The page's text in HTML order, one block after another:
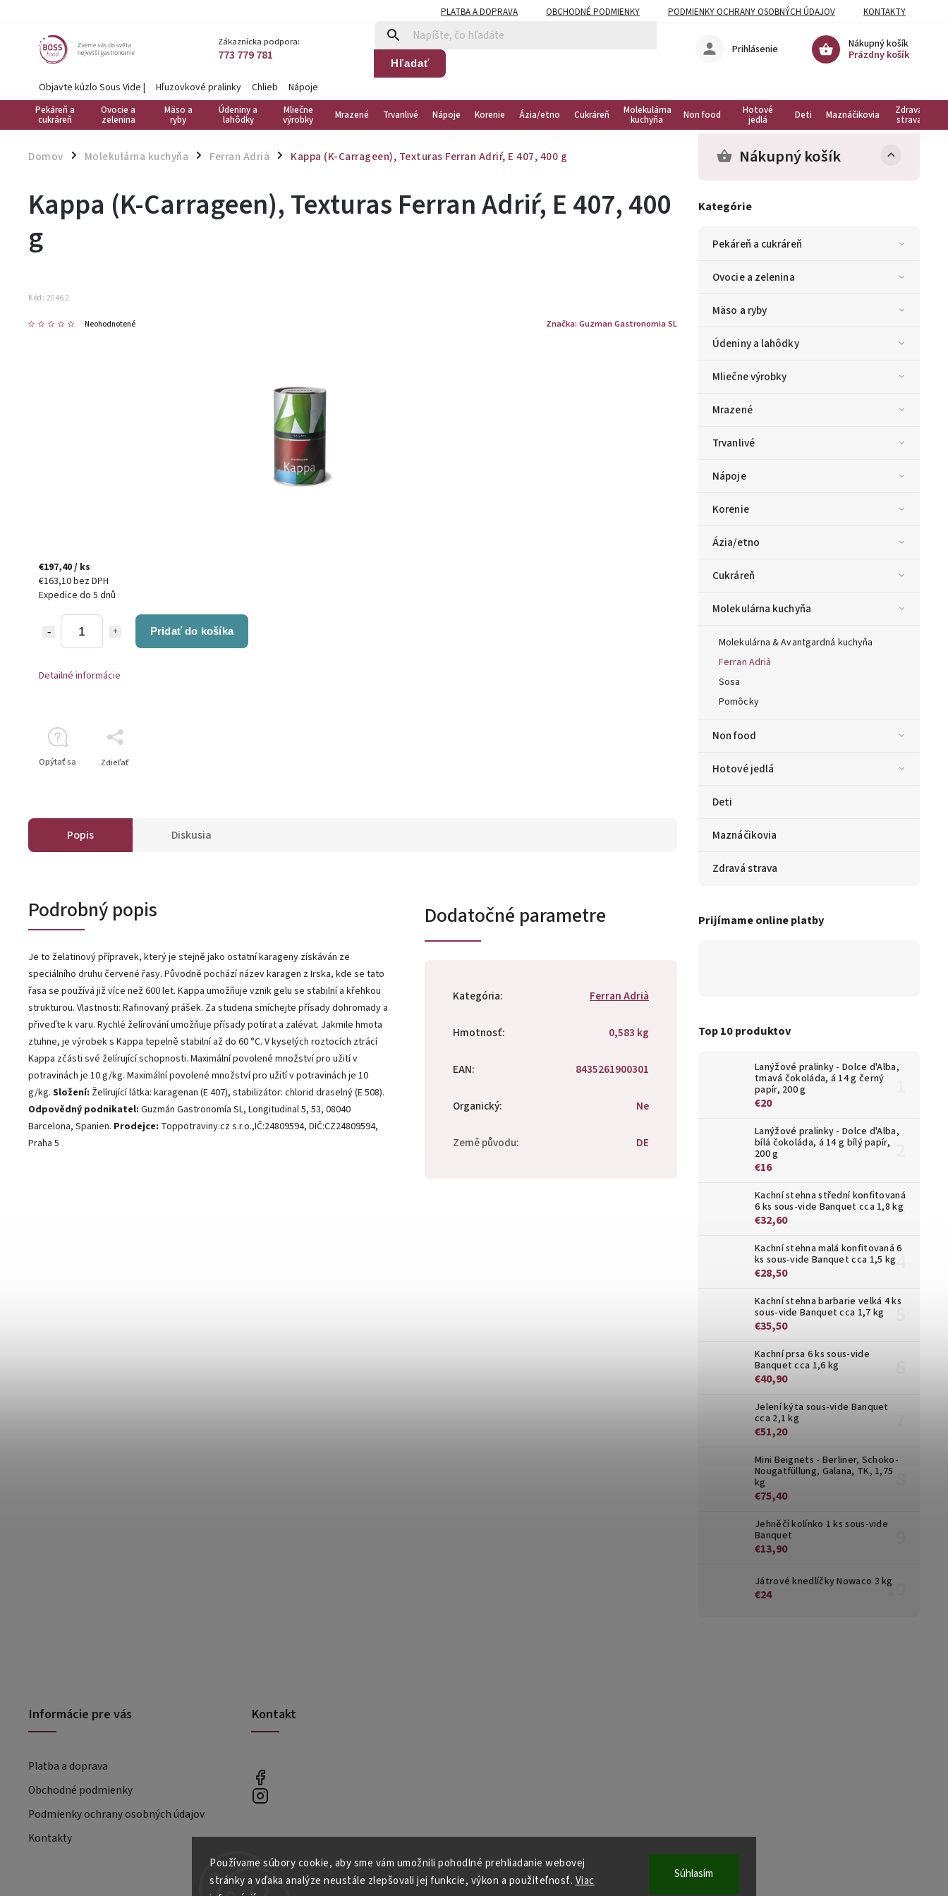
Používame súbory cookie, aby sme vám umožnili pohodlné prehliadanie webovej
stránky a vďaka analýze neustále zlepšovali jej funkcie, výkon a použiteľnosť. Viac
Súhlasím
PLATBA A DOPRAVA OBCHODNÉ PODMIENKY PODMIENKY OCHRANY OSOBNÝCH ÚDAJOV KONTAKTY
Zákaznícka podpora:
773 779 781 Hľadať
Nákupný košík
Prázdny košík
Prihlásenie
Objavte kúzlo Sous Vide | Hľuzovkové pralinky Chlieb Nápoje
Pekáreň a
cukráreň
Ovocie a
zelenina
Mäso a
ryby
Údeniny a
lahôdky
Mliečne
výrobky Mrazené Trvanlivé Nápoje Korenie Ázia/etno Cukráreň Molekulárna
kuchyňa Non food Hotové
jedlá Deti Maznáčikovia Zdravá
strava
Domov / Molekulárna kuchyňa / Ferran Adrià / Kappa (K-Carrageen), Texturas Ferran Adriŕ, E 407, 400 g Nákupný košík
Kategórie
Pekáreň a cukráreň
Ovocie a zelenina
Mäso a ryby
Údeniny a lahôdky
Mliečne výrobky
Mrazené
Trvanlivé
Nápoje
Korenie
Ázia/etno
Cukráreň
Molekulárna kuchyňa
Molekulárna & Avantgardná kuchyňa
Ferran Adrià
Sosa
Pomôcky
Non food
Hotové jedlá
Deti
Maznáčikovia
Zdravá strava
Prijímame online platby
Top 10 produktov
Lanýžové pralinky - Dolce d'Alba,
tmavá čokoláda, á 14 g černý
papír, 200 g
€20
Lanýžové pralinky - Dolce d'Alba,
bílá čokoláda, á 14 g bílý papír,
200 g
€16
Kachní stehna střední konfitovaná
6 ks sous-vide Banquet cca 1,8 kg
€32,60
Kachní stehna malá konfitovaná 6
ks sous-vide Banquet cca 1,5 kg
€28,50
Kachní stehna barbarie velká 4 ks
sous-vide Banquet cca 1,7 kg
€35,50
Kachní prsa 6 ks sous-vide
Banquet cca 1,6 kg
€40,90
Jelení kýta sous-vide Banquet
cca 2,1 kg
€51,20
Mini Beignets - Berliner, Schoko-
Nougatfüllung, Galana, TK, 1,75
kg
€75,40
Jehněčí kolínko 1 ks sous-vide
Banquet
€13,90
Játrové knedlíčky Nowaco 3 kg
€24
Kappa (K-Carrageen), Texturas Ferran Adriŕ, E 407, 400
g
Kód: 20462
Neohodnotené Značka: Guzman Gastronomia SL
€197,40/ ks
€163,10 bez DPH
Expedice do 5 dnů
Pridať do košíka
Detailné informácie
Opýtať sa Zdieľať
Popis Diskusia
Podrobný popis
Je to želatinový přípravek, který je stejně jako ostatní karageny získáván ze
speciálního druhu červené řasy. Původně pochází název karagen z Irska, kde se tato
řasa se používá již více než 600 let. Kappa umožňuje vznik gelu se stabilní a křehkou
strukturou. Vlastnosti: Rafinovaný prášek. Za studena smíchejte přísady dohromady a
přiveďte k varu. Rychlé želírování umožňuje přísady potírat a zalévat. Jakmile hmota
ztuhne, je výrobek s Kappa tepelně stabilní až do 60 °C. V kyselých roztocích ztrácí
Kappa zčásti své želírující schopnosti. Maximální povolené množství pro užití v
potravinách je 10 g/kg. Maximální povolené množství pro užití v potravinách je 10
g/kg. Složení: Želírující látka: karagenan (E 407), stabilizátor: chlorid draselný (E 508).
Odpovědný podnikatel: Guzmán Gastronomía SL, Longitudinal 5, 53, 08040
Barcelona, Spanien. Prodejce: Toppotraviny.cz s.r.o.,IČ:24809594, DIČ:CZ24809594,
Praha 5
Dodatočné parametre
Kategória: Ferran Adrià
Hmotnosť: 0,583 kg
EAN: 8435261900301
Organický: Ne
Země původu: DE
Informácie pre vás
Platba a doprava
Obchodné podmienky
Podmienky ochrany osobných údajov
Kontakty
Kontakt